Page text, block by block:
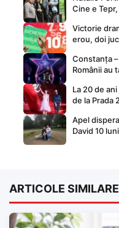
Cine e
Victorie
erou, doi
Constanța
Românii au
La 20 de
de la Prada
Apel
David 10
ARTICOLE SIMILARE